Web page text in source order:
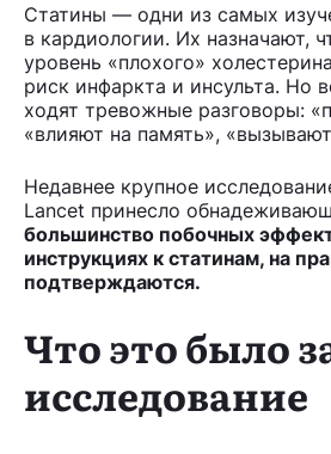
Статины — одни из самых
в кардиологии. Их назначают,
уровень «плохого»
риск инфаркта и инсульта. Но
ходят тревожные разговоры:
«влияют на память»,
Недавнее крупное
Lancet принесло
большинство побочных
инструкциях к статинам, на
подтверждаются.
Что это было
исследование